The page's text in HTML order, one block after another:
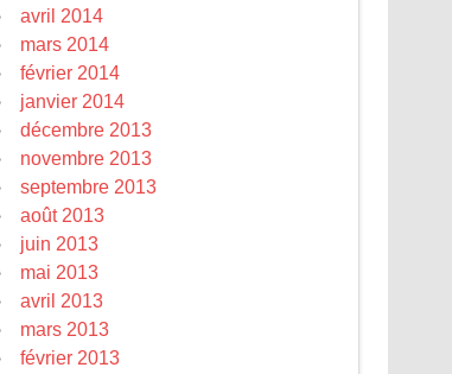
avril 2014
mars 2014
février 2014
janvier 2014
décembre 2013
novembre 2013
septembre 2013
août 2013
juin 2013
mai 2013
avril 2013
mars 2013
février 2013